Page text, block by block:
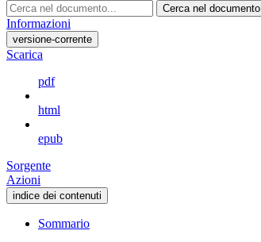
Cerca nel documento
Informazioni
versione-corrente
Scarica
pdf
html
epub
Sorgente
Azioni
indice dei contenuti
Sommario